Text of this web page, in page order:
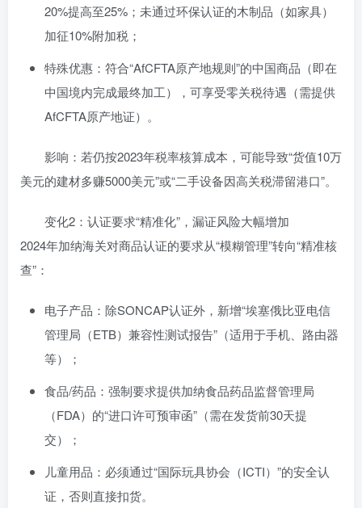
20%提高至25%；未通过环保认证的木制品（如家具）
加征10%附加税；
特殊优惠：符合“AfCFTA原产地规则”的中国商品（即在
中国境内完成最终加工），可享受零关税待遇（需提供
AfCFTA原产地证）。
影响：若仍按2023年税率核算成本，可能导致“货值10万
美元的建材多赚5000美元”或“二手设备因高关税滞留港口”。
变化2：认证要求“精准化”，漏证风险大幅增加
2024年加纳海关对商品认证的要求从“模糊管理”转向“精准核
查”：
电子产品：除SONCAP认证外，新增“埃塞俄比亚电信
管理局（ETB）兼容性测试报告”（适用于手机、路由器
等）；
食品/药品：强制要求提供加纳食品药品监督管理局
（FDA）的“进口许可预审函”（需在发货前30天提
交）；
儿童用品：必须通过“国际玩具协会（ICTI）”的安全认
证，否则直接扣货。